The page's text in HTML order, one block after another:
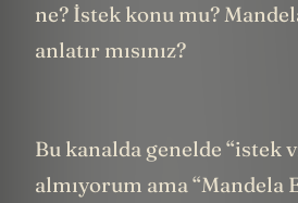
ne? İstek konu mu?
anlatır mısınız?
Bu kanalda genelde “istek
almıyorum ama “Mandela